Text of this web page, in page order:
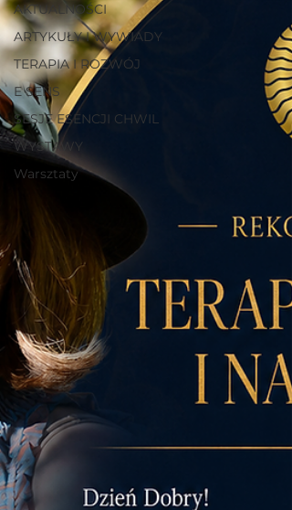
AKTUALNOŚCI
ARTYKUŁY I WYWIADY
TERAPIA I ROZWÓJ
E SENS
SESJE ESENCJI CHWIL
WYSTAWY
Warsztaty